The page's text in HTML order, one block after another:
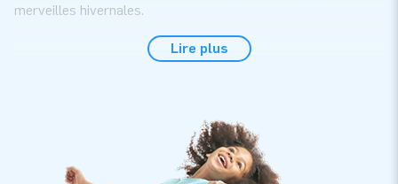
merveilles hivernales.
Achetez une boule à neige gonflable pour Noël
boule à neige gonflable sur le thème 'Noël' est vraiment
quelque chose pour vous. Achetez chez JB Gonflables une
boule à neige géante dans laquelle vos visiteurs peuvent
Lire plus